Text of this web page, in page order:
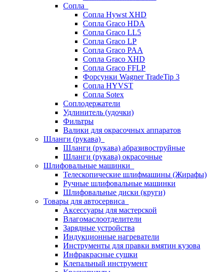
Сопла
Сопла Hywst XHD
Сопла Graco HDA
Сопла Graco LL5
Сопла Graco LP
Сопла Graco PAA
Сопла Graco XHD
Сопла Graco FFLP
Форсунки Wagner TradeTip 3
Сопла HYVST
Сопла Sotex
Соплодержатели
Удлинитель (удочки)
Фильтры
Валики для окрасочных аппаратов
Шланги (рукава)
Шланги (рукава) абразивоструйные
Шланги (рукава) окрасочные
Шлифовальные машинки
Телескопические шлифмашины (Жирафы)
Ручные шлифовальные машинки
Шлифовальные диски (круги)
Товары для автосервиса
Аксессуары для мастерской
Влагомаслоотделители
Зарядные устройства
Индукционные нагреватели
Инструменты для правки вмятин кузова
Инфракрасные сушки
Клепальный инструмент